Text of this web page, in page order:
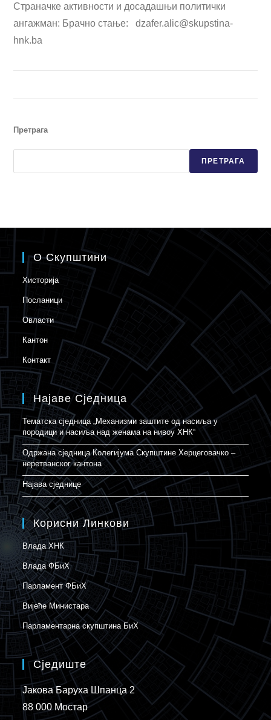
Страначке активности и досадашњи политички
ангажман: Брачно стање:dzafer.alic@skupstina-
hnk.ba
Претрага
ПРЕТРАГА
О Скупштини
Хисторија
Посланици
Овласти
Кантон
Контакт
Најаве Сједница
Тематска сједница „Механизми заштите од насиља у
породици и насиља над женама на нивоу ХНК“
Одржана сједница Колегијума Скупштине Херцеговачко –
неретванског кантона
Најава сједнице
Корисни Линкови
Влада ХНК
Влада ФБиХ
Парламент ФБиХ
Вијеће Министара
Парламентарна скупштина БиХ
Сједиште
Јакова Баруха Шпанца 2
88 000 Мостар